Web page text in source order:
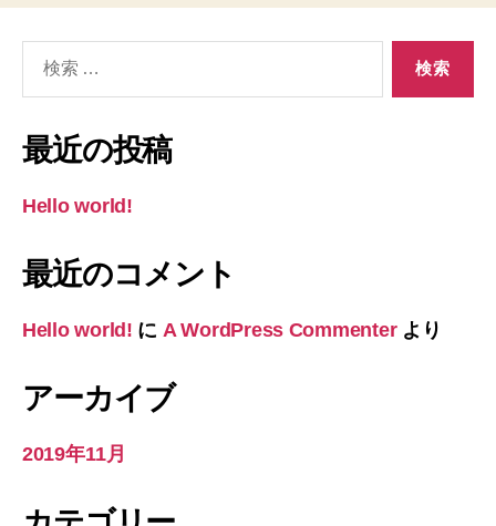
象:
最近の投稿
Hello world!
最近のコメント
Hello world! に A WordPress Commenterより
アーカイブ
2019年11月